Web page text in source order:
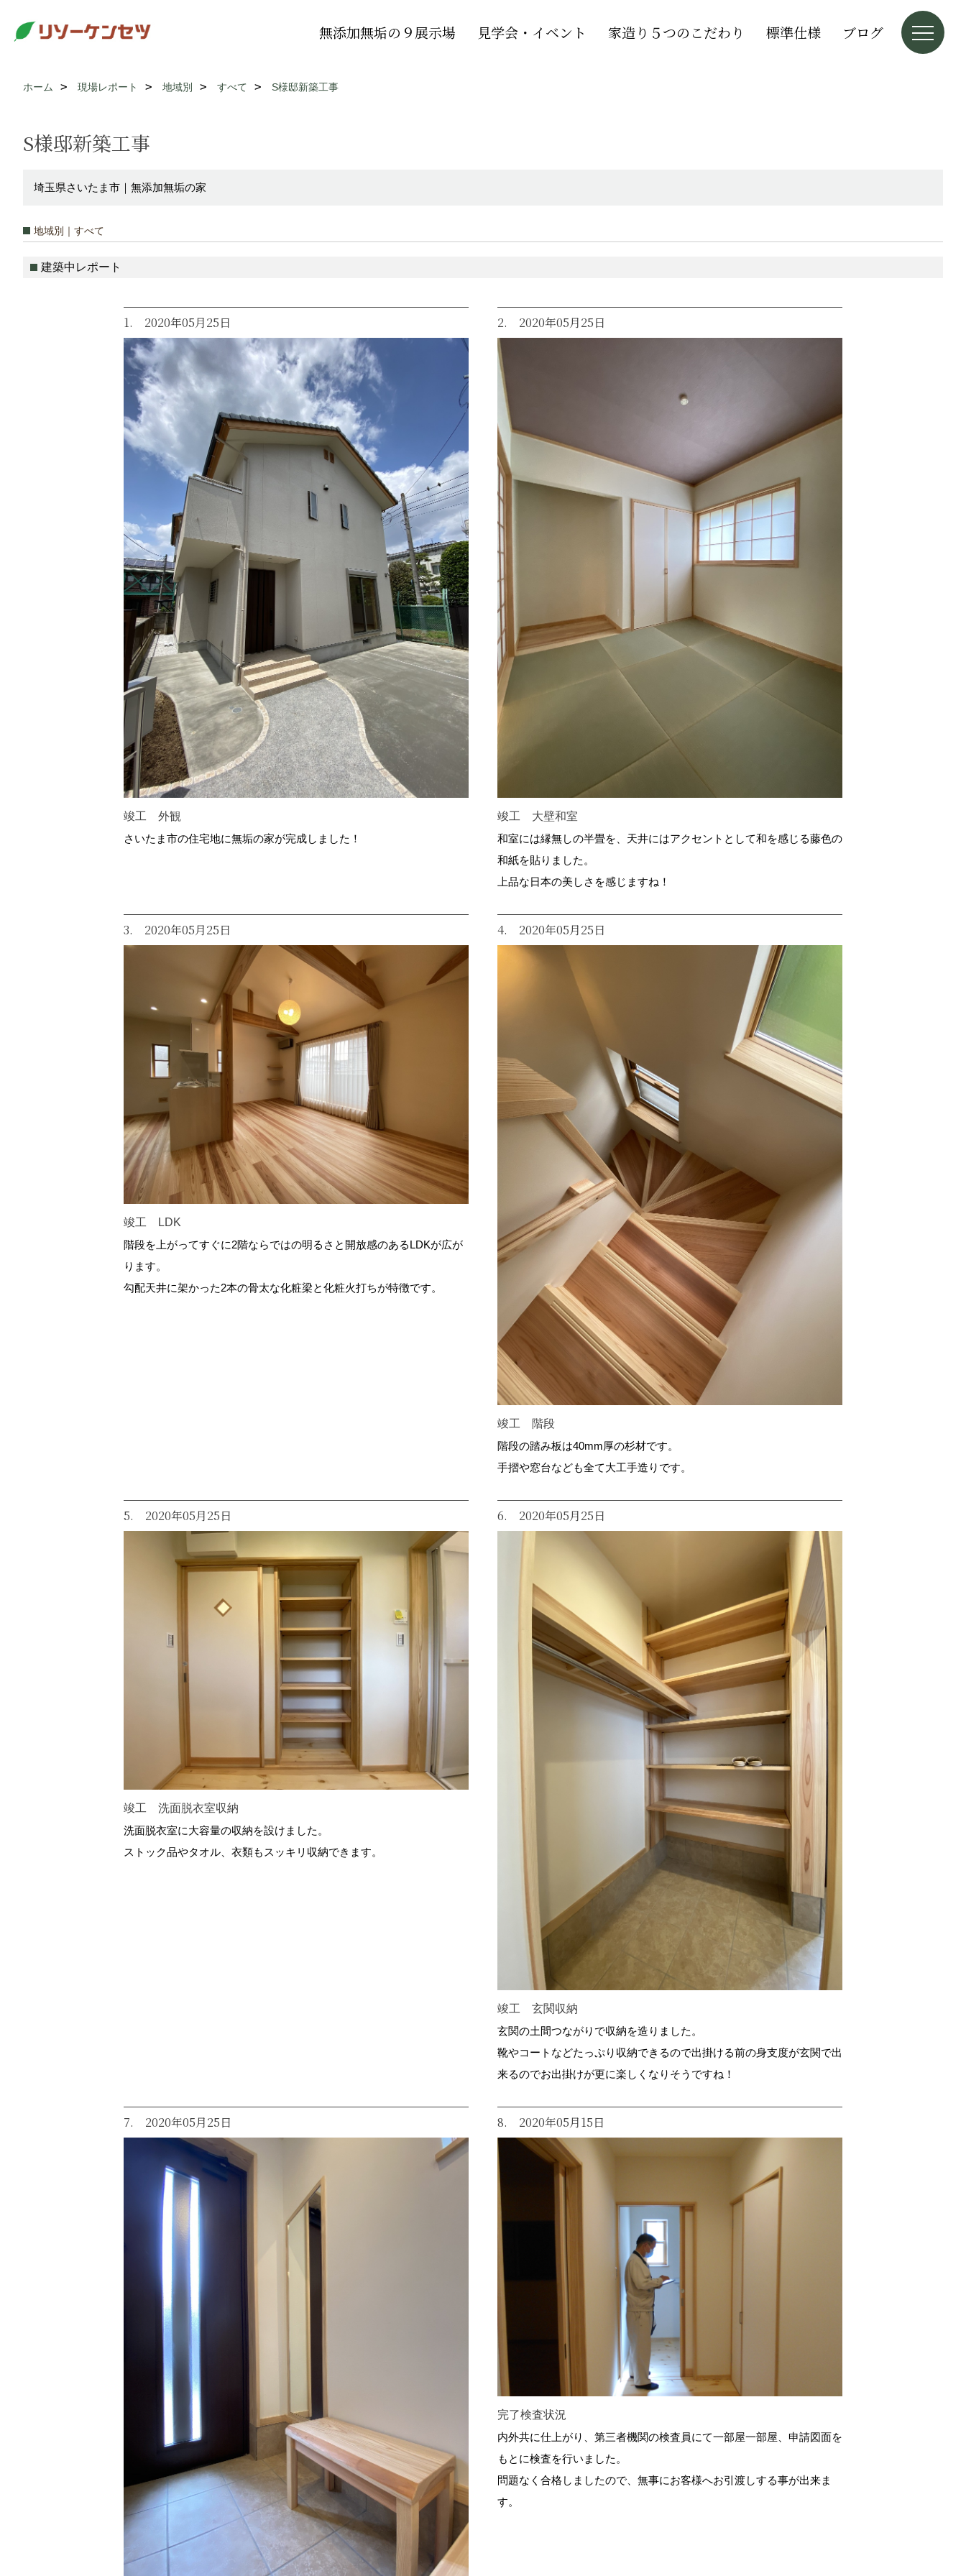
無添加無垢の９展示場 見学会・イベント 家造り５つのこだわり 標準仕様 ブログ
ホーム 現場レポート 地域別 すべて S様邸新築工事
S様邸新築工事
埼玉県さいたま市｜無添加無垢の家
地域別｜すべて
建築中レポート
1. 2020年05月25日
竣工 外観
さいたま市の住宅地に無垢の家が完成しました！
2. 2020年05月25日
竣工 大壁和室
和室には縁無しの半畳を、天井にはアクセントとして和を感じる藤色の
和紙を貼りました。
上品な日本の美しさを感じますね！
3. 2020年05月25日
竣工 LDK
階段を上がってすぐに2階ならではの明るさと開放感のあるLDKが広が
ります。
勾配天井に架かった2本の骨太な化粧梁と化粧火打ちが特徴です。
4. 2020年05月25日
竣工 階段
階段の踏み板は40mm厚の杉材です。
手摺や窓台なども全て大工手造りです。
5. 2020年05月25日
竣工 洗面脱衣室収納
洗面脱衣室に大容量の収納を設けました。
ストック品やタオル、衣類もスッキリ収納できます。
6. 2020年05月25日
竣工 玄関収納
玄関の土間つながりで収納を造りました。
靴やコートなどたっぷり収納できるので出掛ける前の身支度が玄関で出
来るのでお出掛けが更に楽しくなりそうですね！
7. 2020年05月25日 8. 2020年05月15日
完了検査状況
内外共に仕上がり、第三者機関の検査員にて一部屋一部屋、申請図面を
もとに検査を行いました。
問題なく合格しましたので、無事にお客様へお引渡しする事が出来ま
す。